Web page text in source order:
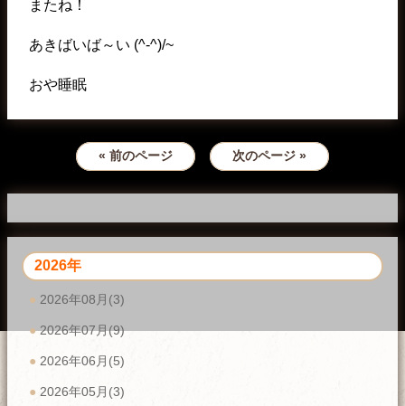
またね！
あきばいば～い (^-^)/~
おや睡眠
« 前のページ 次のページ »
2026年
2026年08月(3)
2026年07月(9)
2026年06月(5)
2026年05月(3)